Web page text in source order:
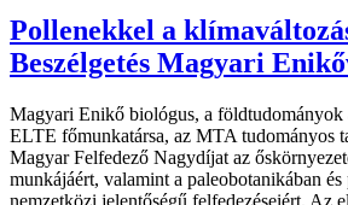
Pollenekkel a
Beszélgetés Magyari
Magyari Enikő biológus, a földtudományok
ELTE főmunkatársa, az MTA tudományos
Magyar Felfedező Nagydíjat az
munkájáért, valamint a paleobotanikában
nemzetközi jelentőségű felfedezéseiért. Az